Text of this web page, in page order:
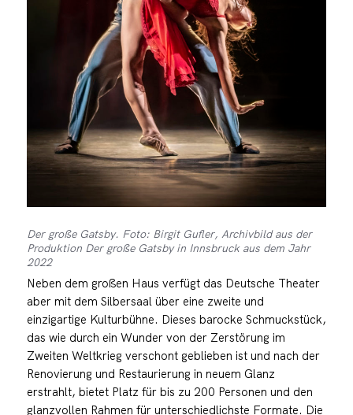
Der große Gatsby. Foto: Birgit Gufler, Archivbild aus der
Produktion Der große Gatsby in Innsbruck aus dem Jahr
2022
Neben dem großen Haus verfügt das Deutsche Theater
aber mit dem Silbersaal über eine zweite und
einzigartige Kulturbühne. Dieses barocke Schmuckstück,
das wie durch ein Wunder von der Zerstörung im
Zweiten Weltkrieg verschont geblieben ist und nach der
Renovierung und Restaurierung in neuem Glanz
erstrahlt, bietet Platz für bis zu 200 Personen und den
glanzvollen Rahmen für unterschiedlichste Formate. Die